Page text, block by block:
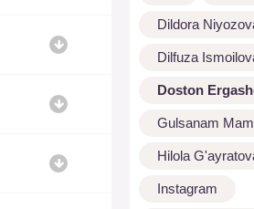
Dildora
Dilfuza
Doston
Gulsanam
Hilola
Instagram